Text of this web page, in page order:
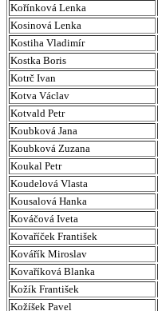
Kořínková Lenka
Kosinová Lenka
Kostiha Vladimír
Kostka Boris
Kotrč Ivan
Kotva Václav
Kotvald Petr
Koubková Jana
Koubková Zuzana
Koukal Petr
Koudelová Vlasta
Kousalová Hanka
Kováčová Iveta
Kovaříček František
Kovářík Miroslav
Kovaříková Blanka
Kožík František
Kožíšek Pavel